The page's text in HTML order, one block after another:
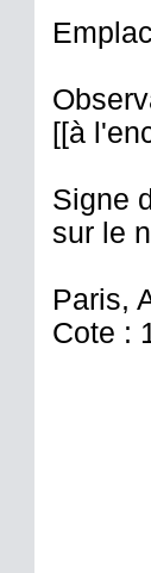
[[à
Signe
sur le
Paris,
Cote :